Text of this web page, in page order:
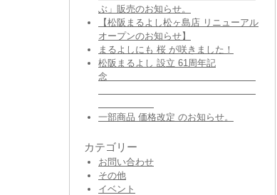
ぶ」販売のお知らせ。
【松阪まるよし松ヶ島店 リニューアル
オープンのお知らせ】
まるよしにも 桜 が咲きました！
松阪まるよし 設立 61周年記
念
一部商品 価格改定 のお知らせ。
カテゴリー
お問い合わせ
その他
イベント